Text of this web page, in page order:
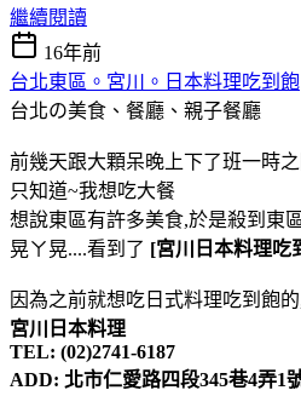
繼續閱讀
16年前
台北東區。宮川。日本料理吃到飽
台北の美食、餐廳、親子餐廳
前幾天跟大顆呆晚上下了班一時
只知道~我想吃大餐
想說東區有許多美食,於是殺到東
晃ㄚ晃....看到了 [宮川日本料理吃
因為之前就想吃日式料理吃到飽
宮川日本料理
TEL: (02)2741-6187
ADD: 北市仁愛路四段345巷4弄1